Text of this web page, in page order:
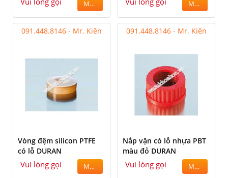
MUA MUA
091.448.8146 - Mr. Kiên
Vòng đệm silicon PTFE
có lỗ DURAN
Vui lòng gọi MUA
091.448.8146 - Mr. Kiên
Nắp vặn có lỗ nhựa PBT
màu đỏ DURAN
Vui lòng gọi MUA